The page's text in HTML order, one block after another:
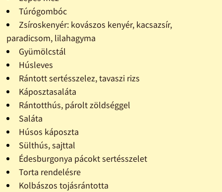
Túrógombóc
Zsíroskenyér: kovászos kenyér, kacsazsír,
paradicsom, lilahagyma
Gyümölcstál
Húsleves
Rántott sertésszelez, tavaszi rizs
Káposztasaláta
Rántotthús, párolt zöldséggel
Saláta
Húsos káposzta
Sülthús, sajttal
Édesburgonya pácokt sertésszelet
Torta rendelésre
Kolbászos tojásrántotta